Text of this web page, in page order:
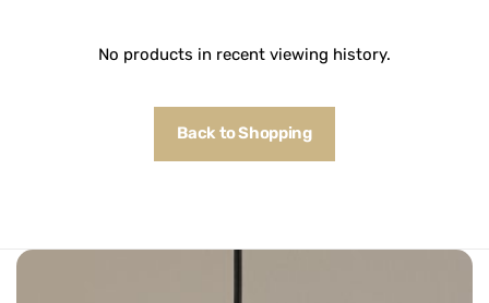
No products in recent viewing history.
Back to Shopping